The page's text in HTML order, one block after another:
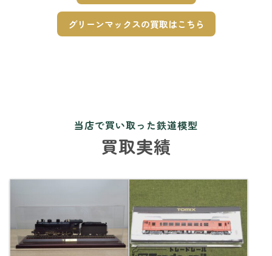
グリーンマックスの買取はこちら
当店で買い取った鉄道模型
買取実績